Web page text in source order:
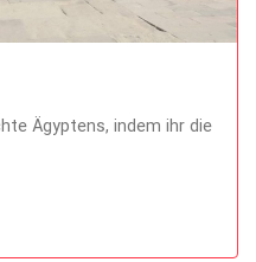
Ägyptens, indem ihr die